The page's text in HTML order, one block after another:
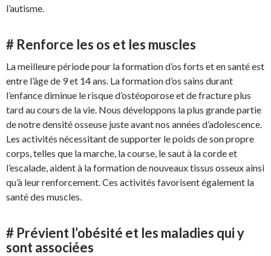
l’autisme.
# Renforce les os et les muscles
La meilleure période pour la formation d’os forts et en santé est
entre l’âge de 9 et 14 ans. La formation d’os sains durant
l’enfance diminue le risque d’ostéoporose et de fracture plus
tard au cours de la vie. Nous développons la plus grande partie
de notre densité osseuse juste avant nos années d’adolescence.
Les activités nécessitant de supporter le poids de son propre
corps, telles que la marche, la course, le saut à la corde et
l’escalade, aident à la formation de nouveaux tissus osseux ainsi
qu’à leur renforcement. Ces activités favorisent également la
santé des muscles.
# Prévient l’obésité et les maladies qui y
sont associées